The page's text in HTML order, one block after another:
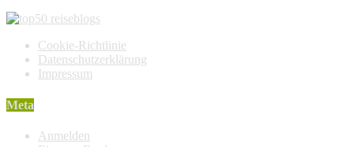
Cookie-Richtlinie
Datenschutzerklärung
Impressum
Meta
Anmelden